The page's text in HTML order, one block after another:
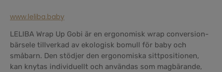
www.leliba.baby
LELIBA Wrap Up Gobi är en ergonomisk wrap conversion-
bärsele tillverkad av ekologisk bomull för baby och
småbarn. Den stödjer den ergonomiska sittpositionen,
kan knytas individuellt och användas som magbärande,